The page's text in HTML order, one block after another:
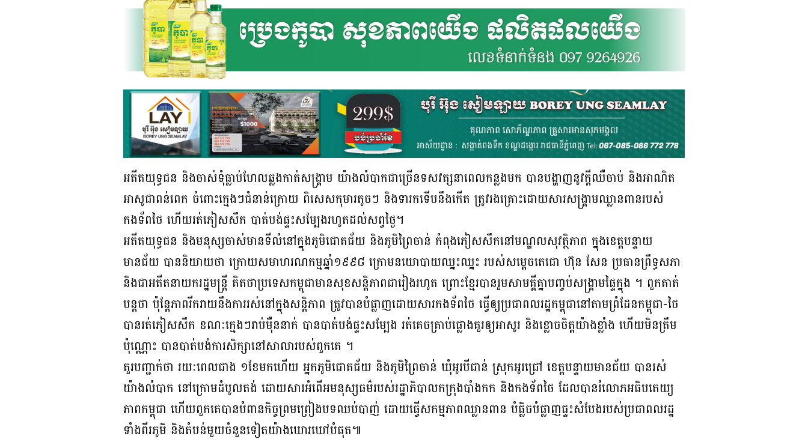
អតីតយុទ្ធជន និងចាស់ទុំធ្លាប់ហែលឆ្លងកាត់សង្គ្រាម យ៉ាងលំបាកជាច្រើនទសវត្សនាពេលកន្លងមក បានបង្ហាញនូវក្តីឈឺចាប់ និងអាណិត
អាសូជាពន់ពេក ចំពោះក្មេងៗជំនាន់ក្រោយ ពិសេសកុមារតូចៗ និងទារកទើបនឹងកើត ត្រូវរងគ្រោះដោយសារសង្គ្រាមឈ្លានពានរបស់
កងទ័ពថៃ ហើយរត់ភៀសសឹក បាត់បង់ផ្ទះសម្បែងរហូតដល់សព្វថ្ងៃ។
អតីតយុទ្ធជន និងមនុស្សចាស់មានទីលំនៅក្នុងភូមិជោគជ័យ និងភូមិព្រៃចាន់ កំពុងភៀសសឹកនៅមណ្ឌលសុវត្ថិភាព ក្នុងខេត្តបន្ទាយ
មានជ័យ បាននិយាយថា ក្រោយសមាហរណកម្មឆ្នាំ១៩៩៨ ក្រោមនយោបាយឈ្នះឈ្នះ របស់សម្ដេចតេជោ ហ៊ុន សែន ប្រធានព្រឹទ្ធសភា
និងជាអតីតនាយករដ្ឋមន្ត្រី គិតថាប្រទេសកម្ពុជាមានសុខសន្តិភាពជារៀងរហូត ព្រោះខ្មែរបានរួមសាមគ្គីគ្នាបញ្ចប់សង្គ្រាមផ្ទៃក្នុង ។ ពួកគាត់
បន្តថា ប៉ុន្តែភាពរីករាយនឹងការរស់នៅក្នុងសន្តិភាព ត្រូវបានបំផ្លាញដោយសារកងទ័ពថៃ ធ្វើឲ្យប្រជាពលរដ្ឋកម្ពុជានៅតាមព្រំដែនកម្ពុជា-ថៃ
បានរត់ភៀសសឹក ខណៈក្មេងៗរាប់ម៉ឺននាក់ បានបាត់បង់ផ្ទះសម្បែង រត់គេចគ្រាប់ផ្លោងគួរឲ្យអាសូរ និងខ្លោចចិត្តយ៉ាងខ្លាំង ហើយមិនត្រឹម
ប៉ុណ្ណោះ បានបាត់បង់ការសិក្សានៅសាលារបស់ពួកគេ ។
គួរបញ្ជាក់ថា រយៈពេលជាង ១ខែមកហើយ អ្នកភូមិជោគជ័យ និងភូមិព្រៃចាន់ ឃុំអូរបីជាន់ ស្រុកអូរជ្រៅ ខេត្តបន្ទាយមានជ័យ បានរស់
យ៉ាងលំបាក នៅក្រោមដំបូលតង់ ដោយសារអំពើអមនុស្សធម៌របស់រដ្ឋាភិបាលកក្រុងបាំងកក និងកងទ័ពថៃ ដែលបានរំលោភអធិបតេយ្យ
ភាពកម្ពុជា ហើយពួកគេបានបំពានកិច្ចព្រមព្រៀងបទឈប់បាញ់ ដោយធ្វើសកម្មភាពឈ្លានពាន បំផ្លិចបំផ្លាញផ្ទះសំបែងរបស់ប្រជាពលរដ្ឋ
ទាំងពីរភូមិ និងតំបន់មួយចំនួនទៀតយ៉ាងឃោរឃៅបំផុត៕